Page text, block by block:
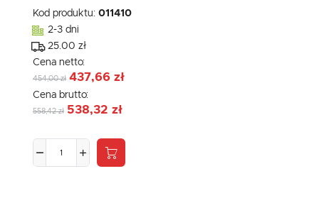
Kod produktu: 011410
2-3 dni
25.00 zł
Cena netto:
454,00 zł 437,66 zł
Cena brutto:
558,42 zł 538,32 zł